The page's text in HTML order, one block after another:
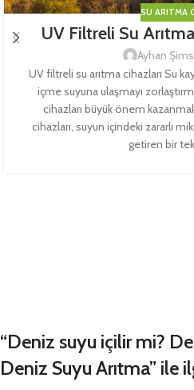
SU ARITMA
UV Filtreli Su
Ayhan
UV filtreli su arıtma cihazları Su
içme suyuna ulaşmayı
cihazları büyük önem
cihazları, suyun içindeki zararlı
getiren bir
“Deniz suyu içilir mi?
Deniz Suyu Arıtma” ile